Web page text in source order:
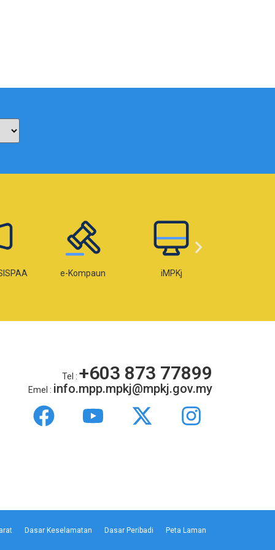
iMPKj e-Lesen
Tel : +603 873 77899
Emel : info.mpp.mpkj@mpkj.gov.my
Dasar Keselamatan Dasar Peribadi Peta Laman